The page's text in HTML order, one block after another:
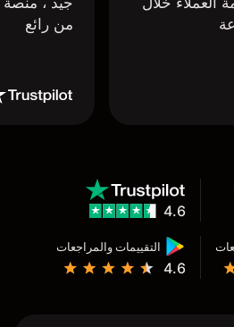
من رائع
التقييمات والمراجعات
4.6
4.6